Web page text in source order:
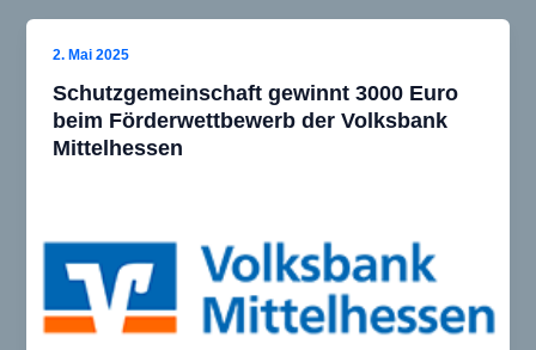
2. Mai 2025
Schutzgemeinschaft gewinnt 3000 Euro
beim Förderwettbewerb der Volksbank
Mittelhessen